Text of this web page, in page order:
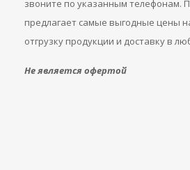
звоните по указанным телефонам.
предлагает самые выгодные цены
отгрузку продукции и доставку в
Не является офертой